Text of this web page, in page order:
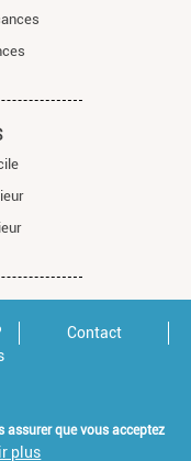
Contact
assurer que vous acceptez
plus